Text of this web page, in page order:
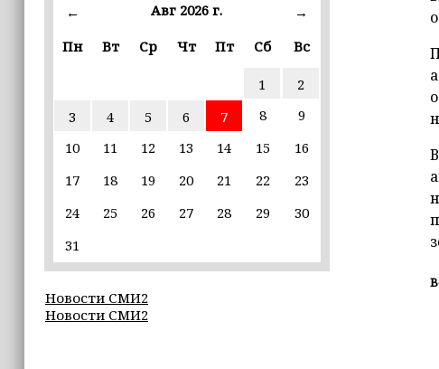
Пакистан подписали «Мекканское
Кадыров: сдача в плен становится
для многих военнослужащих ВСУ
единственной альтернативой гибели
(+видео)
14:44
Ахмат Кадыров удостоен звания
13:50
разработчикам разрабатывать
альтернативные клиенты
← Авг 2026 г.
→
Пн
Вт Ср Чт Пт Сб Вс
1
2
3
4 5 6 7 8
9
10
11 12 13 14 15
16
17
18 19 20 21 22
23
24
25 26 27 28 29
30
31
Новости СМИ2
Новости СМИ2